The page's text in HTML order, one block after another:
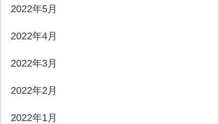
2022年5月
2022年4月
2022年3月
2022年2月
2022年1月